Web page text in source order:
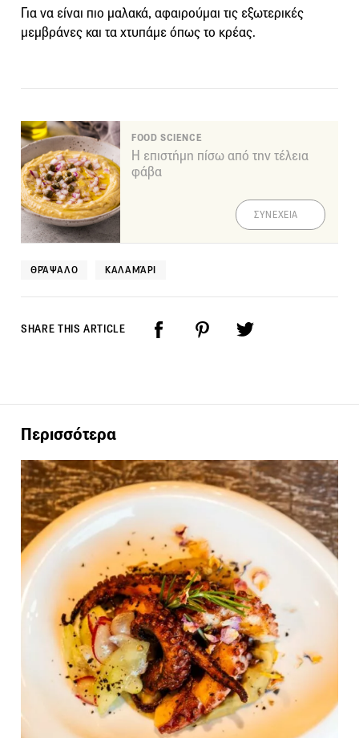
Για να είναι πιο μαλακά, αφαιρούμαι τις εξωτερικές
μεμβράνες και τα χτυπάμε όπως το κρέας.
FOOD SCIENCE
Η επιστήμη πίσω από την τέλεια
φάβα
ΣΥΝΕΧΕΙΑ
ΘΡΆΨΑΛΟ ΚΑΛΑΜΆΡΙ
SHARE THIS ARTICLE
Περισσότερα